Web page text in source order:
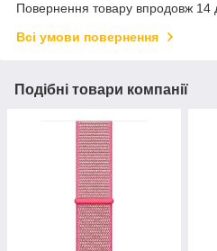
Повернення товару впродовж 14
Всі умови повернення
Подібні товари компанії